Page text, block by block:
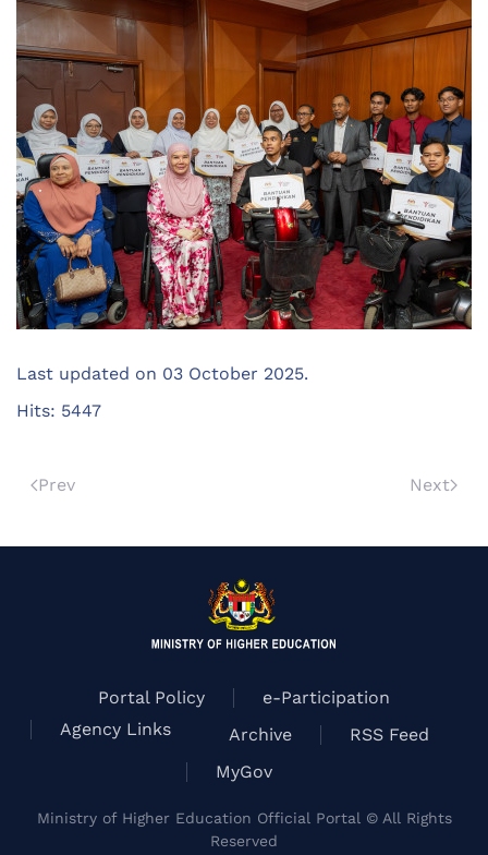
Last updated on 03 October 2025.
Hits: 5447
Prev Next
Portal Policy
e-Participation
Agency Links
Archive
RSS Feed
MyGov
Ministry of Higher Education Official Portal © All Rights
Reserved